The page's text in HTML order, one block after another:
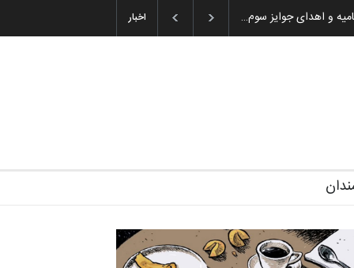
اخبار
گزارش تصویری آیین اختتامیه و اهدای جوایز سوم…